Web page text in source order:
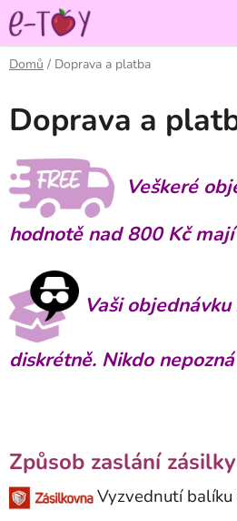
Přejít
na
obsah
Domů / Doprava a platba
Doprava a
Veškeré
hodnotě nad 800 Kč
Vaši
diskrétně. Nikdo
Způsob zaslání zásilky
Vyzvednutí